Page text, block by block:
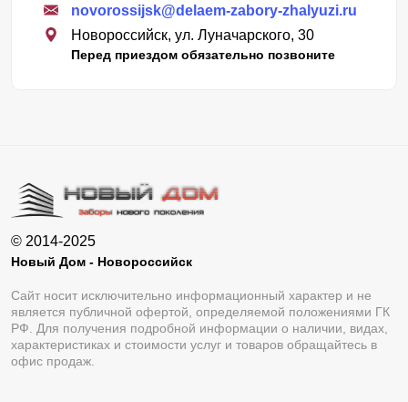
novorossijsk@delaem-zabory-zhalyuzi.ru
Новороссийск, ул. Луначарского, 30
Перед приездом обязательно позвоните
© 2014-2025
Новый Дом - Новороссийск
Сайт носит исключительно информационный характер и не
является публичной офертой, определяемой положениями ГК
РФ. Для получения подробной информации о наличии, видах,
характеристиках и стоимости услуг и товаров обращайтесь в
офис продаж.